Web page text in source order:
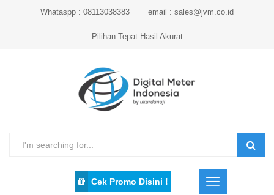
Whataspp : 08113038383 email : sales@jvm.co.id
Pilihan Tepat Hasil Akurat
Cek Promo Disini !